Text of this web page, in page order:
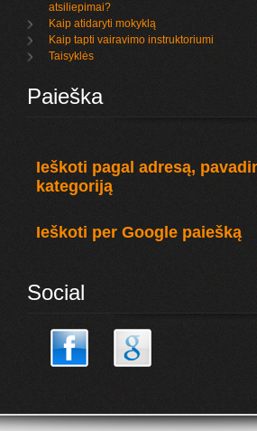
atsiliepimai?
Kaip atidaryti mokyklą
Kaip tapti vairavimo instruktoriumi
Taisyklės
Paieška
Ieškoti pagal adresą,
kategoriją
Ieškoti per Google paiešką
Social